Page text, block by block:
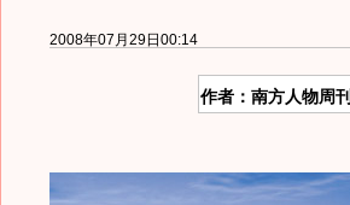
2008年07月29日00:14
作者：南方人物周刊